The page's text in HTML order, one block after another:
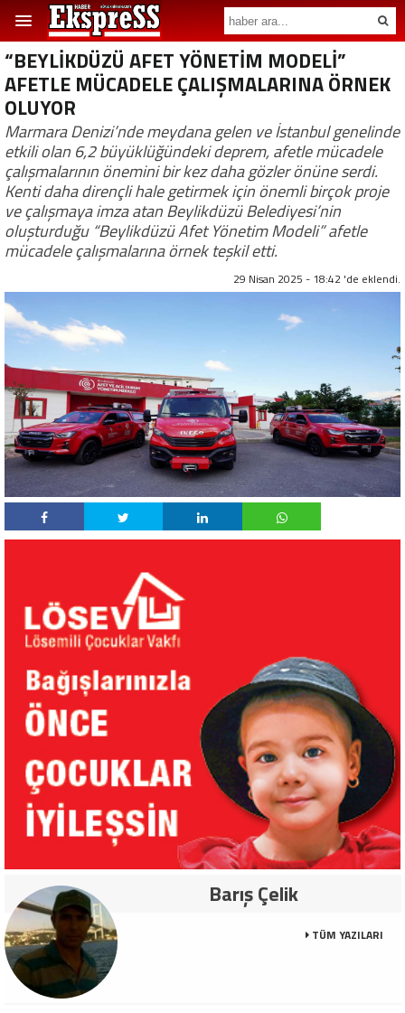
“BEYLİKDÜZÜ AFET YÖNETİM MODELİ”
AFETLE MÜCADELE ÇALIŞMALARINA ÖRNEK
OLUYOR
Marmara Denizi’nde meydana gelen ve İstanbul genelinde
etkili olan 6,2 büyüklüğündeki deprem, afetle mücadele
çalışmalarının önemini bir kez daha gözler önüne serdi.
Kenti daha dirençli hale getirmek için önemli birçok proje
ve çalışmaya imza atan Beylikdüzü Belediyesi’nin
oluşturduğu “Beylikdüzü Afet Yönetim Modeli” afetle
mücadele çalışmalarına örnek teşkil etti.
29 Nisan 2025 - 18:42 'de eklendi.
Barış Çelik
TÜM YAZILARI